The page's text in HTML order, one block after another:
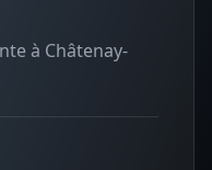
à Châtenay-